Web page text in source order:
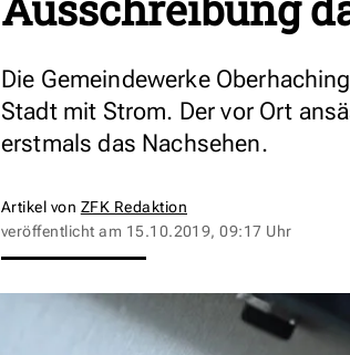
Die Gemeindewerke
Stadt mit Strom. Der vor Ort
erstmals das Nachsehen.
Artikel von ZFK Redaktion
veröffentlicht am 15.10.2019, 09:17 Uhr